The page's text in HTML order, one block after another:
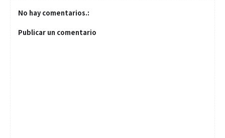
No hay comentarios.:
Publicar un comentario